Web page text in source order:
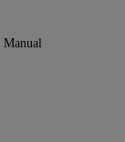
Manual